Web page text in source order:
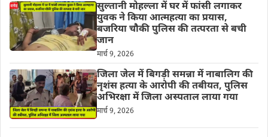
सुल्तानी मोहल्ला में घर में फांसी लगाकर
युवक ने किया आत्महत्या का प्रयास,
बजरिया चौकी पुलिस की तत्परता से बची
जान
मार्च 9, 2026
जिला जेल में बिगड़ी समन्ना में नाबालिग की
नृशंस हत्या के आरोपी की तबीयत, पुलिस
अभिरक्षा में जिला अस्पताल लाया गया
मार्च 9, 2026